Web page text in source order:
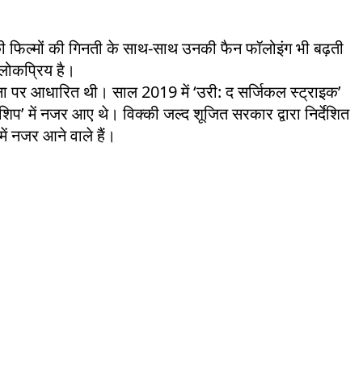
की गिनती के साथ-साथ उनकी फैन फॉलोइंग भी बढ़ती
है।
पर आधारित थी। साल 2019 में ‘उरी: द सर्जिकल स्ट्राइक’
में नजर आए थे। विक्की जल्द शूजित सरकार द्वारा निर्देशित
में नजर आने वाले हैं।